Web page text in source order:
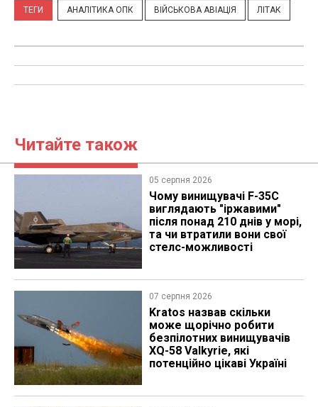
ТЕГИ АНАЛІТИКА ОПК ВІЙСЬКОВА АВІАЦІЯ ЛІТАК
Читайте також
05 серпня 2026
Чому винищувачі F-35C
виглядають "іржавими"
після понад 210 днів у морі,
та чи втратили вони свої
стелс-можливості
07 серпня 2026
Kratos назвав скільки
може щорічно робити
безпілотних винищувачів
XQ-58 Valkyrie, які
потенційно цікаві Україні